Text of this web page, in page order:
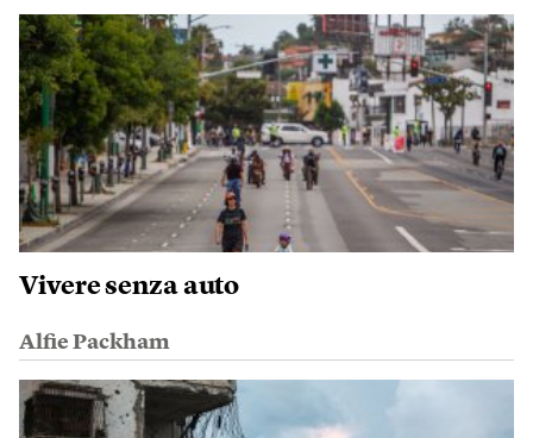
Vivere senza auto
Alfie Packham